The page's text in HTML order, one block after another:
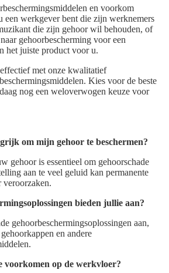
en voorkom
een werkgever bent die zijn werknemers
die zijn gehoor wil behouden, of
gehoorbescherming voor een
het juiste product voor u.
met onze kwalitatief
Kies voor de beste
nog een weloverwogen keuze voor
om mijn gehoor te beschermen?
gehoor is essentieel om gehoorschade
aan te veel geluid kan permanente
veroorzaken.
bieden jullie aan?
gehoorbeschermingsoplossingen aan,
en andere
voorkomen op de werkvloer?